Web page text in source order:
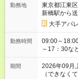
勤務地
東京都江東区
新橋駅から
大手アパ
勤務時間
09:00～
～17：30な
期間
2026年09月
（できなく